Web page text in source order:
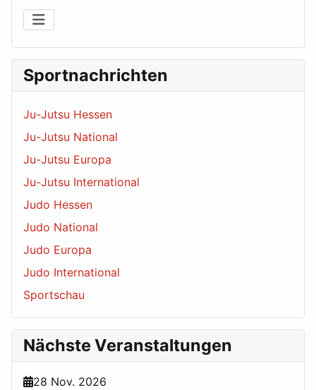
Sportnachrichten
Ju-Jutsu Hessen
Ju-Jutsu National
Ju-Jutsu Europa
Ju-Jutsu International
Judo Hessen
Judo National
Judo Europa
Judo International
Sportschau
Nächste Veranstaltungen
28 Nov. 2026